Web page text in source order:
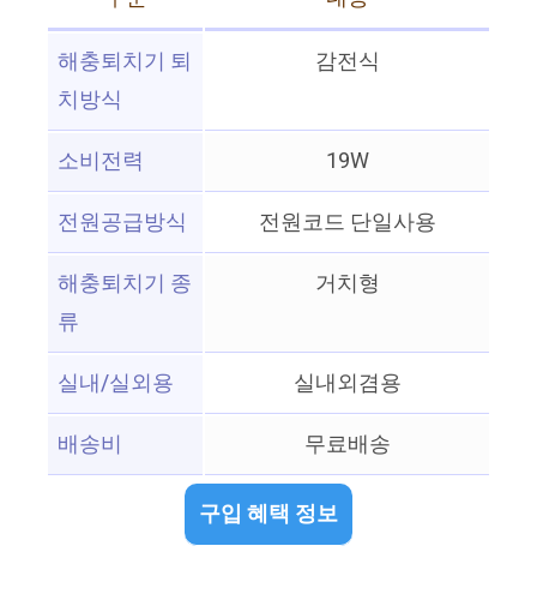
해충퇴치기 퇴
치방식
감전식
소비전력
19W
전원공급방식
전원코드 단일사용
해충퇴치기 종
류
거치형
실내/실외용
실내외겸용
배송비
무료배송
구입 혜택 정보